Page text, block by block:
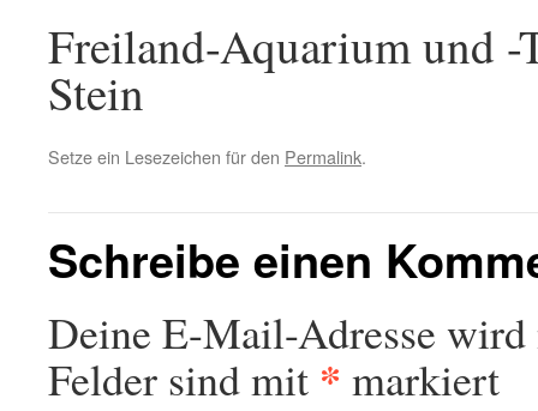
Freiland-Aquarium und -
Stein
Setze ein Lesezeichen für den Permalink.
Schreibe einen
Deine E-Mail-Adresse
Felder sind mit * markiert